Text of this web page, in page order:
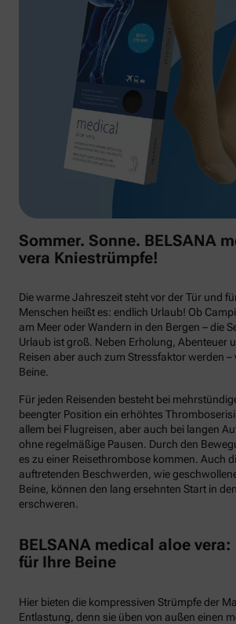
Sommer. Sonne. BELSANA
vera Kniestrümpfe!
Die warme Jahreszeit steht vor der Tür und
Menschen heißt es: endlich Urlaub! Ob
am Meer oder Wandern in den Bergen – die
Urlaub ist groß. Neben Erholung, Abenteuer
Reisen aber auch zum Stressfaktor werden –
Beine.
Für jeden Reisenden besteht bei
beengter Position ein erhöhtes
allem bei Flugreisen, aber auch bei langen
ohne regelmäßige Pausen. Durch den
es zu einer Reisethrombose kommen. Auch
auftretenden Beschwerden, wie
Beine, können den lang ersehnten Start in
erschweren.
BELSANA medical aloe
für Ihre Beine
Hier bieten die kompressiven Strümpfe der
Entlastung, denn sie üben von außen einen